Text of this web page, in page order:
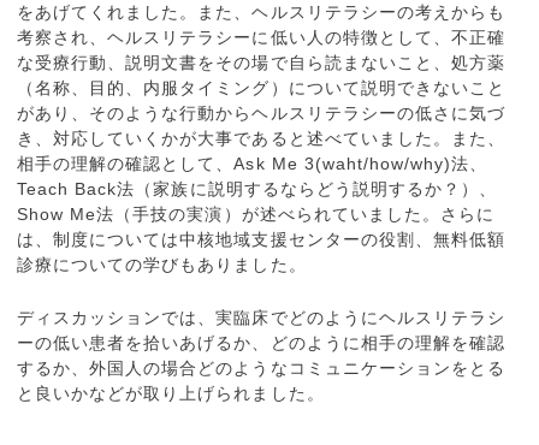
をあげてくれました。また、ヘルスリテラシーの考えからも
考察され、ヘルスリテラシーに低い人の特徴として、不正確
な受療行動、説明文書をその場で自ら読まないこと、処方薬
（名称、目的、内服タイミング）について説明できないこと
があり、そのような行動からヘルスリテラシーの低さに気づ
き、対応していくかが大事であると述べていました。また、
相手の理解の確認として、Ask Me 3(waht/how/why)法、
Teach Back法（家族に説明するならどう説明するか？）、
Show Me法（手技の実演）が述べられていました。さらに
は、制度については中核地域支援センターの役割、無料低額
診療についての学びもありました。
ディスカッションでは、実臨床でどのようにヘルスリテラシ
ーの低い患者を拾いあげるか、どのように相手の理解を確認
するか、外国人の場合どのようなコミュニケーションをとる
と良いかなどが取り上げられました。